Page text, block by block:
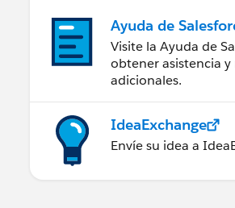
Ayuda de
Visite la Ayuda de
obtener asistencia y
adicionales.
IdeaExchange
Envíe su idea a